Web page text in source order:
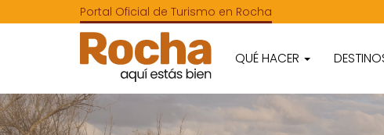
Portal Oficial de Turismo en Rocha
QUÉ HACER